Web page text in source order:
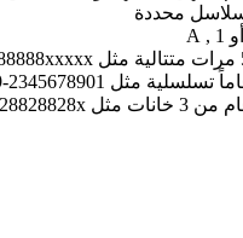
محددة
مثل 2345678901-0123456789